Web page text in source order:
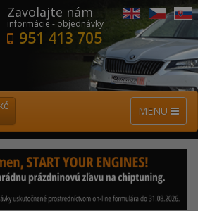
Zavolajte nám
informácie - objednávky
951 413 705
MENU